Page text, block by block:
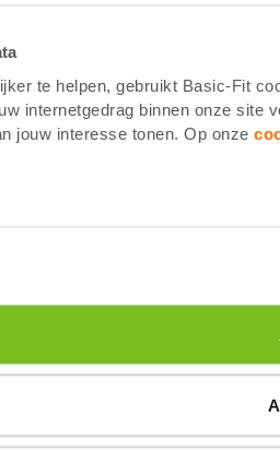
te helpen, gebruikt Basic-Fit
internetgedrag binnen onze site
jouw interesse tonen. Op onze